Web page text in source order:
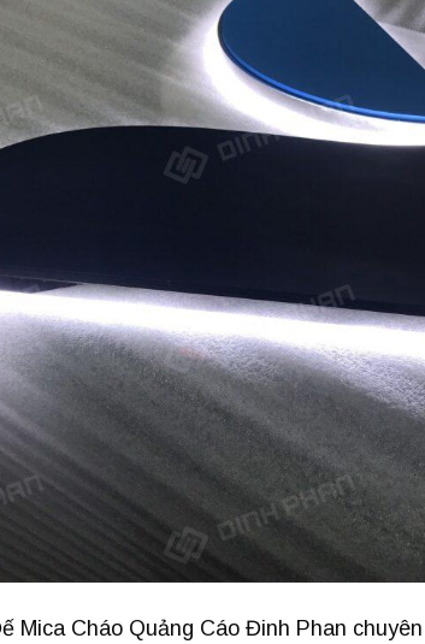
Mica Cháo Quảng Cáo Đinh Phan